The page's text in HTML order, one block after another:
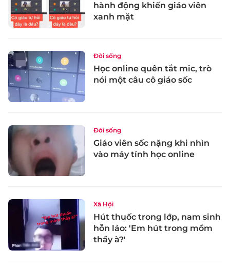
hành động khiến giáo viên
xanh mặt
Đời sống
Học online quên tắt mic, trò
nói một câu cô giáo sốc
Đời sống
Giáo viên sốc nặng khi nhìn
vào máy tính học online
Xã Hội
Hút thuốc trong lớp, nam sinh
hỗn láo: 'Em hút trong mồm
thầy à?'